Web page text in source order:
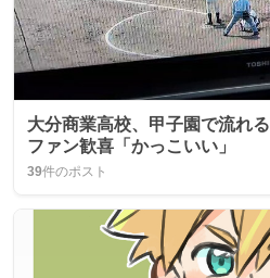
大分商業高校、甲子園で流れ
ファン歓喜「かっこいい」
39件のポスト